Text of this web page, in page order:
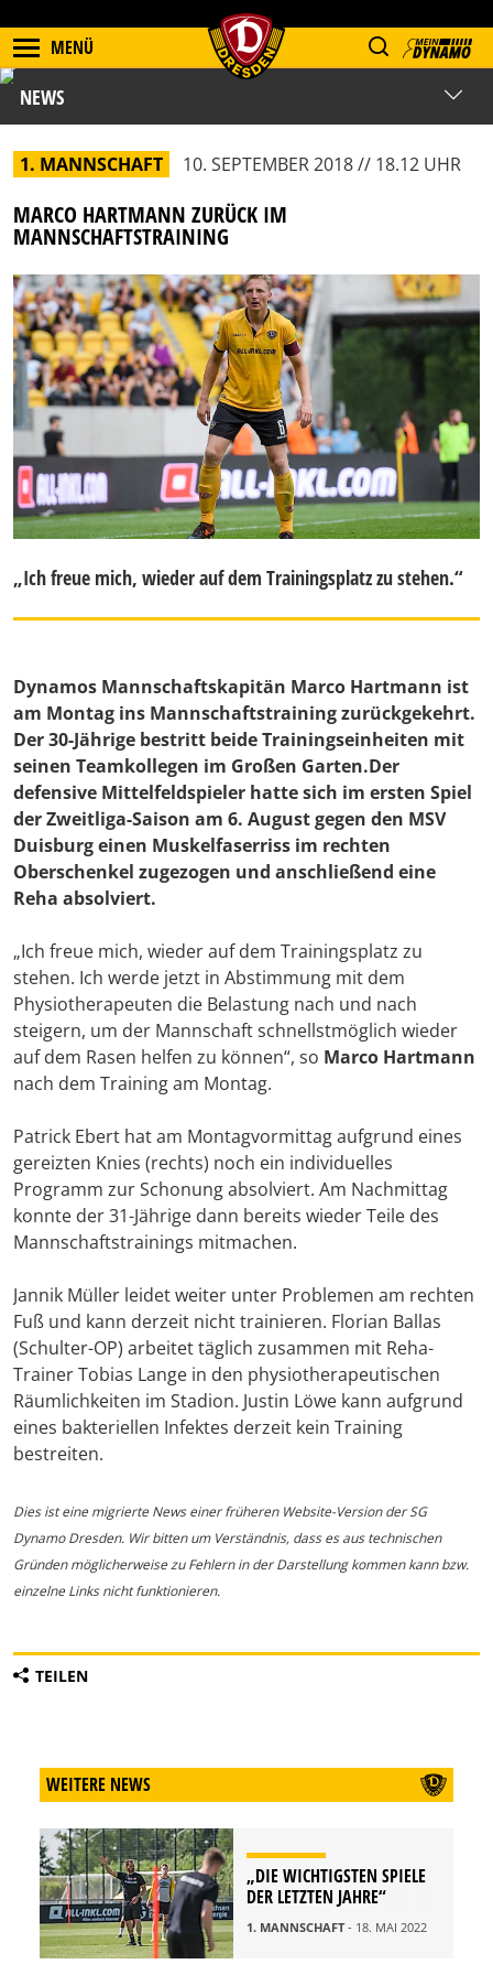
MENÜ
NEWS
1. MANNSCHAFT 10. SEPTEMBER 2018 // 18.12 UHR
MARCO HARTMANN ZURÜCK IM
MANNSCHAFTSTRAINING
„Ich freue mich, wieder auf dem Trainingsplatz zu stehen.“
Dynamos Mannschaftskapitän Marco Hartmann ist
am Montag ins Mannschaftstraining zurückgekehrt.
Der 30-Jährige bestritt beide Trainingseinheiten mit
seinen Teamkollegen im Großen Garten.Der
defensive Mittelfeldspieler hatte sich im ersten Spiel
der Zweitliga-Saison am 6. August gegen den MSV
Duisburg einen Muskelfaserriss im rechten
Oberschenkel zugezogen und anschließend eine
Reha absolviert.
„Ich freue mich, wieder auf dem Trainingsplatz zu
stehen. Ich werde jetzt in Abstimmung mit dem
Physiotherapeuten die Belastung nach und nach
steigern, um der Mannschaft schnellstmöglich wieder
auf dem Rasen helfen zu können“, so Marco Hartmann
nach dem Training am Montag.
Patrick Ebert hat am Montagvormittag aufgrund eines
gereizten Knies (rechts) noch ein individuelles
Programm zur Schonung absolviert. Am Nachmittag
konnte der 31-Jährige dann bereits wieder Teile des
Mannschaftstrainings mitmachen.
Jannik Müller leidet weiter unter Problemen am rechten
Fuß und kann derzeit nicht trainieren. Florian Ballas
(Schulter-OP) arbeitet täglich zusammen mit Reha-
Trainer Tobias Lange in den physiotherapeutischen
Räumlichkeiten im Stadion. Justin Löwe kann aufgrund
eines bakteriellen Infektes derzeit kein Training
bestreiten.
Dies ist eine migrierte News einer früheren Website-Version der SG
Dynamo Dresden. Wir bitten um Verständnis, dass es aus technischen
Gründen möglicherweise zu Fehlern in der Darstellung kommen kann bzw.
einzelne Links nicht funktionieren.
TEILEN
WEITERE NEWS
„DIE WICHTIGSTEN SPIELE
DER LETZTEN JAHRE“
1. MANNSCHAFT- 18. MAI 2022